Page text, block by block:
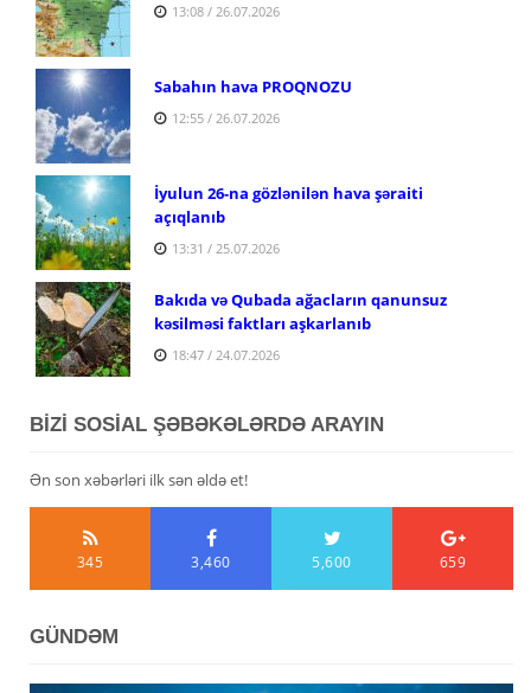
13:08 / 26.07.2026
Sabahın hava PROQNOZU
12:55 / 26.07.2026
İyulun 26-na gözlənilən hava şəraiti
açıqlanıb
13:31 / 25.07.2026
Bakıda və Qubada ağacların qanunsuz
kəsilməsi faktları aşkarlanıb
18:47 / 24.07.2026
BİZİ SOSİAL ŞƏBƏKƏLƏRDƏ ARAYIN
Ən son xəbərləri ilk sən əldə et!
345 3,460 5,600 659
GÜNDƏM